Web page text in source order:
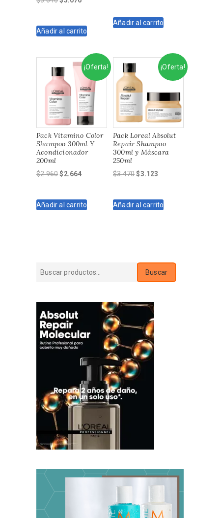
era:
es:
Añadir al carrito
era:
es:
Añadir al carrito
¡Oferta!
Pack Vitamino Color
Shampoo 300ml Y
Acondicionador
200ml
$2.960El
era:
$2.664El
es:
Añadir al carrito
¡Oferta!
Pack Loreal Absolut
Repair Shampoo
300ml y Máscara
250ml
$3.470El
era:
$3.123
es:
Añadir al carrito
Buscar